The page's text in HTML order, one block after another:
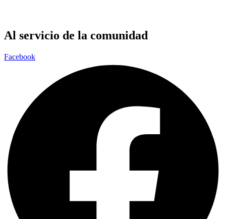
Al servicio de la comunidad
Facebook